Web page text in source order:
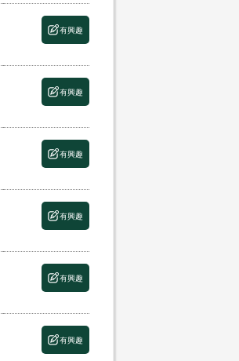
有興趣
有興趣
有興趣
有興趣
有興趣
有興趣